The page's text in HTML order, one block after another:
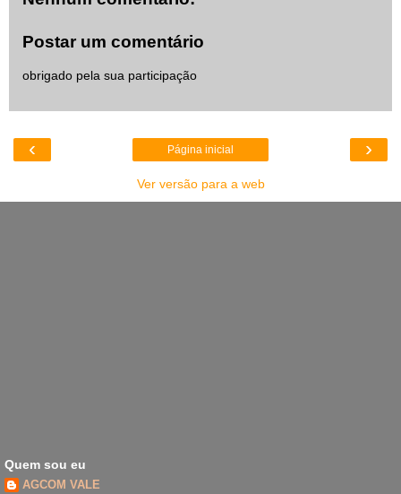
Postar um comentário
obrigado pela sua participação
‹ ›
Página inicial
Ver versão para a web
Quem sou eu
AGCOM VALE